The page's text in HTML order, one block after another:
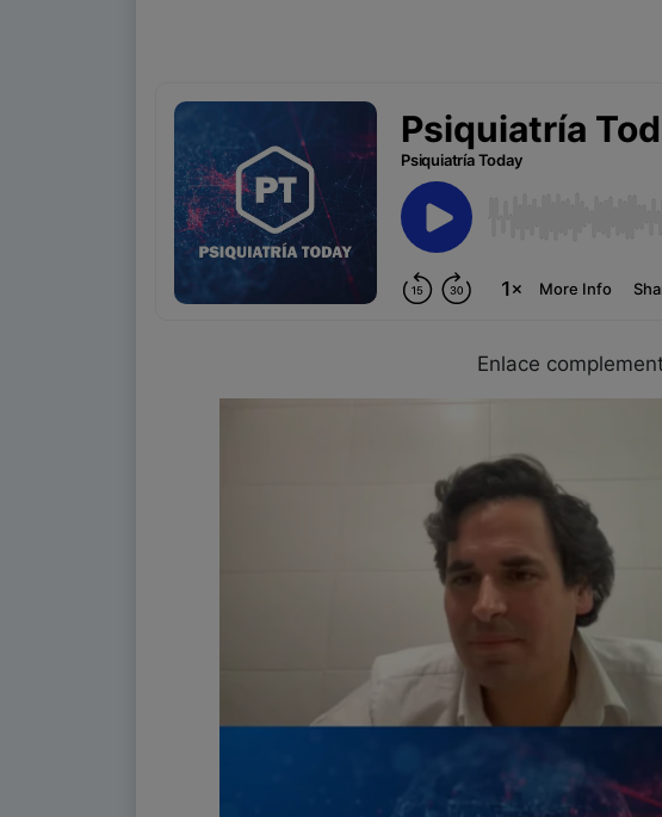
Enlace